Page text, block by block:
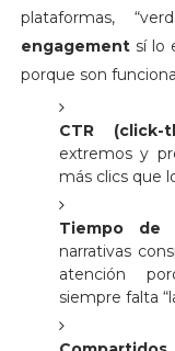
plataformas,
engagementsí lo
porque son
CTR (click-
extremos y
más clics que
Tiempo de
narrativas
atención
siempre falta